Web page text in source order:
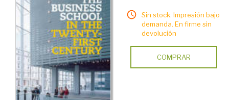
Sin stock. Impresión bajo
demanda. En firme sin
devolución
COMPRAR